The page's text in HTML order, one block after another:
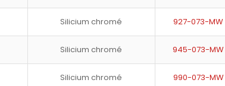
Silicium chromé 927-073-MW
Silicium chromé 945-073-MW
Silicium chromé 990-073-MW